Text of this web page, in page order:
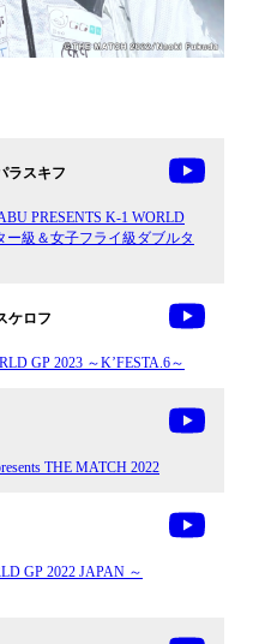
ラスキフ
PRESENTS K-1 WORLD
ー級＆女子フライ級ダブルタ
ケロフ
GP 2023 ～K’FESTA.6～
THE MATCH 2022
GP 2022 JAPAN ～